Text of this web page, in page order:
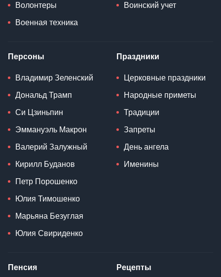
Волонтеры
Военная техника
Воинский учет
Персоны
Владимир Зеленский
Дональд Трамп
Си Цзиньпин
Эммануэль Макрон
Валерий Залужный
Кирилл Буданов
Петр Порошенко
Юлия Тимошенко
Марьяна Безуглая
Юлия Свириденко
Праздники
Церковные праздники
Народные приметы
Традиции
Запреты
День ангела
Именины
Пенсия Рецепты